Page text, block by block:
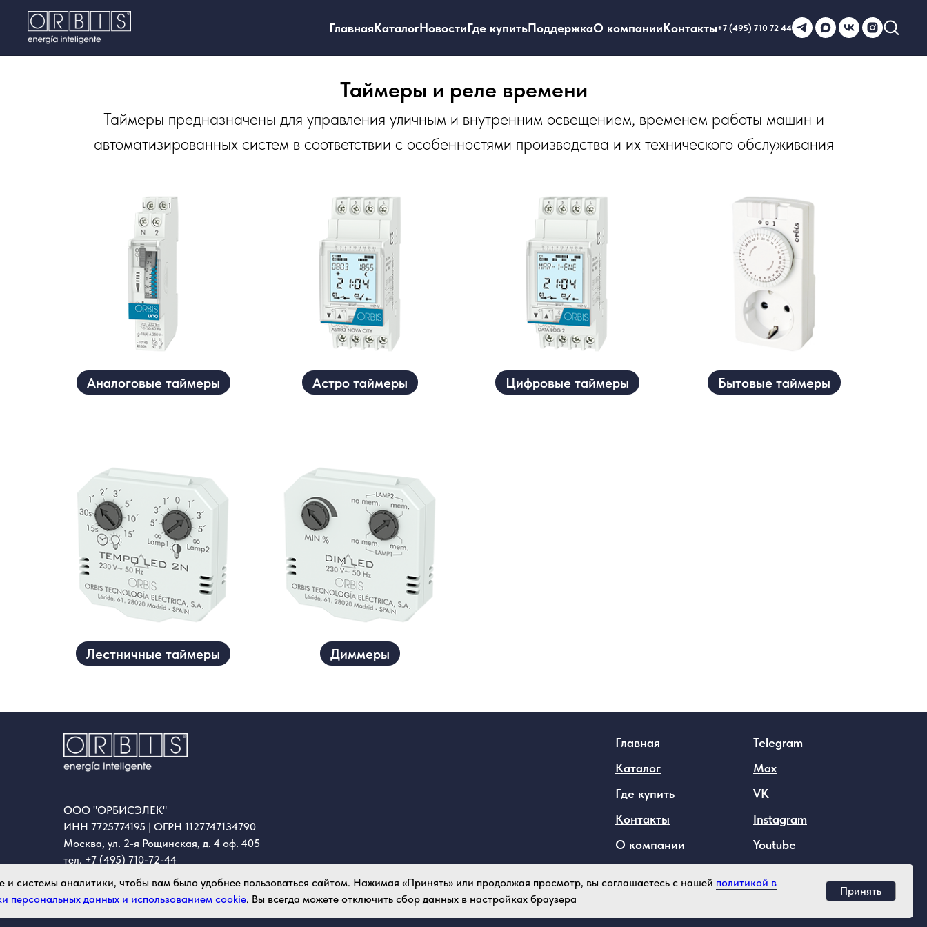
ГлавнаяКаталогНовостиГде купитьПоддержкаО компанииКонтакты+7 (495) 710 72 44
Таймеры и реле времени
Таймеры предназначены для управления уличным и внутренним освещением, временем работы машин и
автоматизированных систем в соответствии с особенностями производства и их технического обслуживания
Аналоговые таймеры Астро таймеры Цифровые таймеры Бытовые таймеры
Лестничные таймеры Диммеры
ООО "ОРБИСЭЛЕК"
ИНН 7725774195 | ОГРН 1127747134790
Москва, ул. 2-я Рощинская, д. 4 оф. 405
тел. +7 (495) 710-72-44
info@orbiselectrica.ru
Время работы: пн-пт с 9:00 до 18:00
Политика конфиденциальности
Главная
Каталог
Где купить
Контакты
О компании
Telegram
Max
VK
Instagram
Youtube
и системы аналитики, чтобы вам было удобнее пользоваться сайтом. Нажимая «Принять» или продолжая просмотр, вы соглашаетесь с нашей политикой в
персональных данных и использованием cookie. Вы всегда можете отключить сбор данных в настройках браузера
Принять